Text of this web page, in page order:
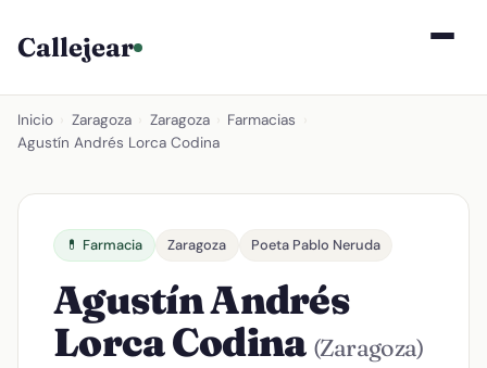
Callejear
Inicio Zaragoza Zaragoza Farmacias
Agustín Andrés Lorca Codina
💊 Farmacia Zaragoza Poeta Pablo Neruda
Agustín Andrés
Lorca Codina (Zaragoza)